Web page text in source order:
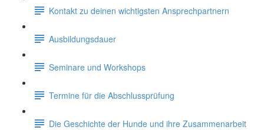
Kontakt zu deinen wichtigsten Ansprechpartnern
Ausbildungsdauer
Seminare und Workshops
Termine für die Abschlussprüfung
Die Geschichte der Hunde und ihre Zusammenarbeit